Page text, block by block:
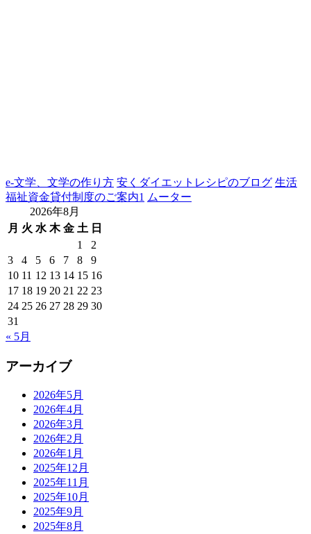
e-文学、文学の作り方 安くダイエットレシピのブログ 生活
福祉資金貸付制度のご案内1 ムーター
2026年8月
月 火 水 木 金 土 日
1
2
3
4 5 6 7 8
9
10 11 12 13 14 15 16
17 18 19 20 21 22 23
24 25 26 27 28 29 30
31
« 5月
アーカイブ
2026年5月
2026年4月
2026年3月
2026年2月
2026年1月
2025年12月
2025年11月
2025年10月
2025年9月
2025年8月